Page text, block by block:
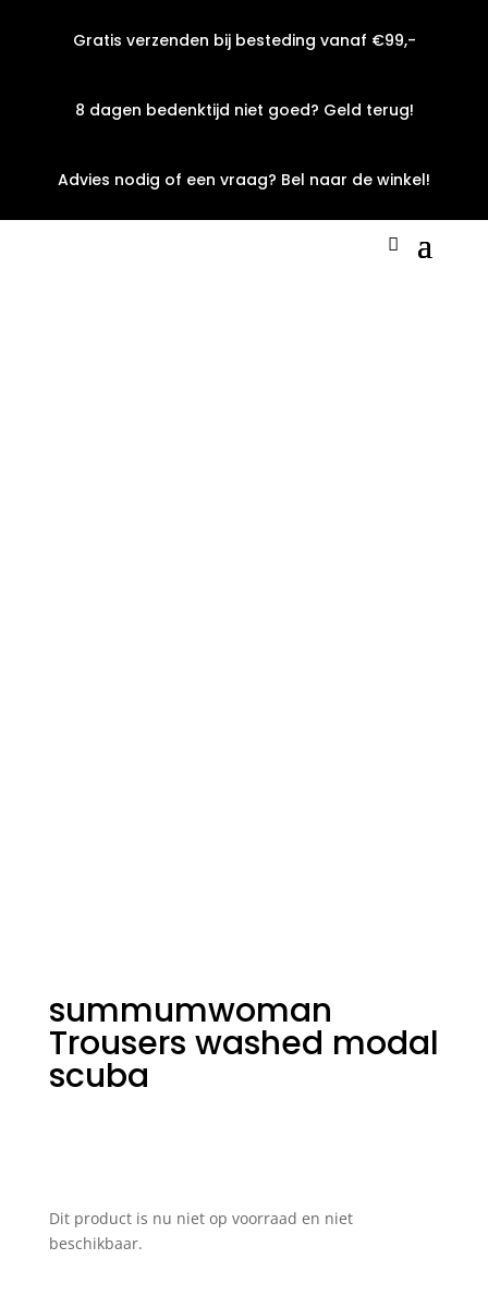
Gratis verzenden bij besteding vanaf €99,-
8 dagen bedenktijd niet goed? Geld terug!
Advies nodig of een vraag? Bel naar de winkel!
summumwoman
Trousers washed modal
scuba
Dit product is nu niet op voorraad en niet
beschikbaar.